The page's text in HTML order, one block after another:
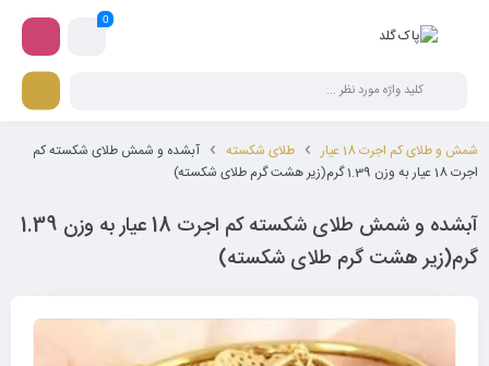
0
شمش و طلای کم اجرت 18 عیار طلای شکسته
آبشده و شمش طلای شکسته کم
اجرت 18 عیار به وزن 1.39 گرم(زیر هشت گرم طلای شکسته)
آبشده و شمش طلای شکسته کم اجرت 18 عیار به وزن 1.39
گرم(زیر هشت گرم طلای شکسته)